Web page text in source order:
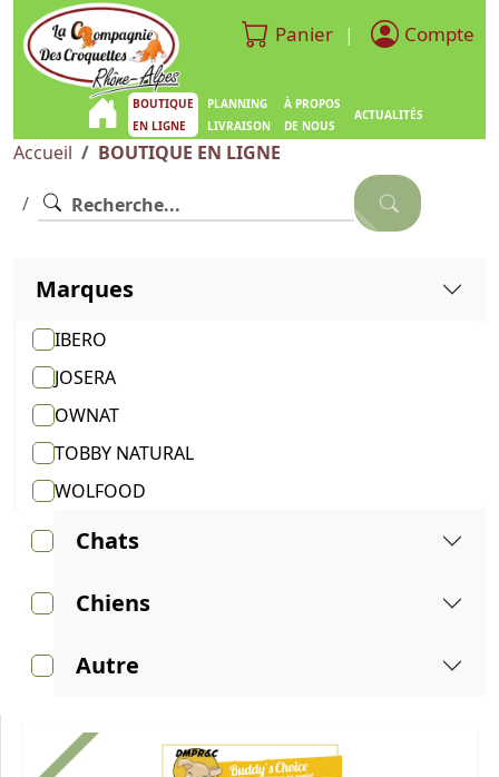
Panier | Compte
BOUTIQUE
EN LIGNE
PLANNING
LIVRAISON
À PROPOS
DE NOUS
ACTUALITÉS
Accueil BOUTIQUE EN LIGNE
Marques
IBERO
JOSERA
OWNAT
TOBBY NATURAL
WOLFOOD
Chats
Chiens
Autre